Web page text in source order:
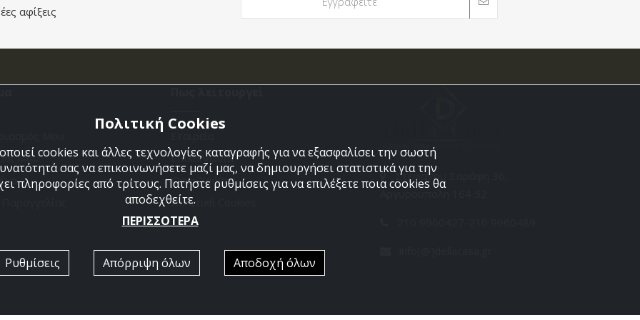
αφίξεις
Μου
Επικοινωνια
Όροι Χρήσης
Πολιτική Cookies
Στεφάνου Σαράφη 36,
Πολιτική Cookies
cookies και άλλες τεχνολογίες καταγραφής για να εξασφαλίσει την σωστή
σας να επικοινωνήσετε μαζί μας, να δημιουργήσει στατιστικά για την
πληροφορίες από τρίτους. Πατήστε ρυθμίσεις για να επιλέξετε ποια cookies θα
αποδεχθείτε.
ΠΕΡΙΣΣΟΤΕΡΑ
Ρυθμίσεις Απόρριψη όλων Αποδοχή όλων